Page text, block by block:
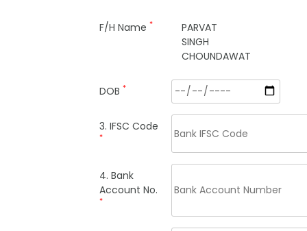
F/H Name *
PARVAT
SINGH
CHOUNDAWAT
DOB *
3. IFSC Code
*
4. Bank
Account No.
*